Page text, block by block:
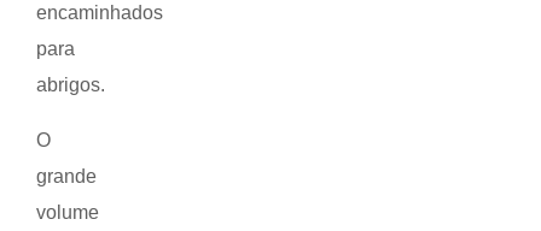
encaminhados
para
abrigos.
O
grande
volume